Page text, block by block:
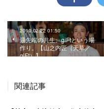
2019.02.22 01:50
最先端の共生。giFtという場
作り。【山之内匠（天草／
giFt）】
関連記事